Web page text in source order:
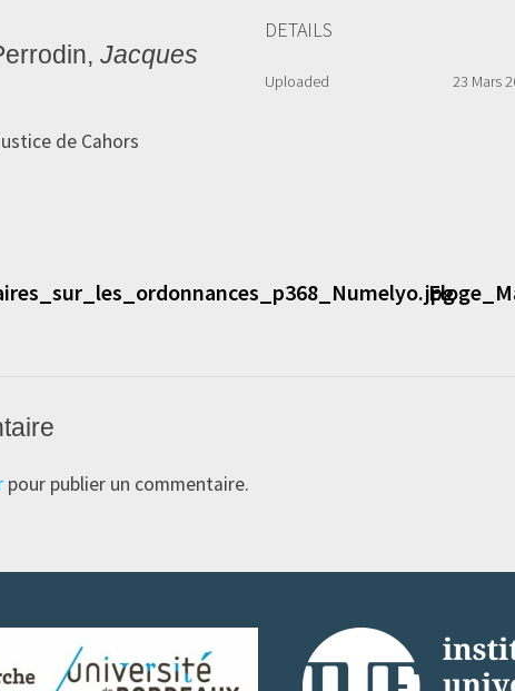
Jacques
de Cahors
DETAILS
Uploaded 23 Mars
:
pour publier un commentaire.